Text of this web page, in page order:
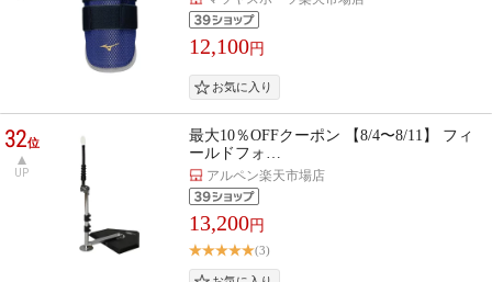
12,100円
32位
UP
最大10％OFFクーポン 【8/4〜8/11】 フィ
ールドフォ…
アルペン楽天市場店
13,200円
(3)